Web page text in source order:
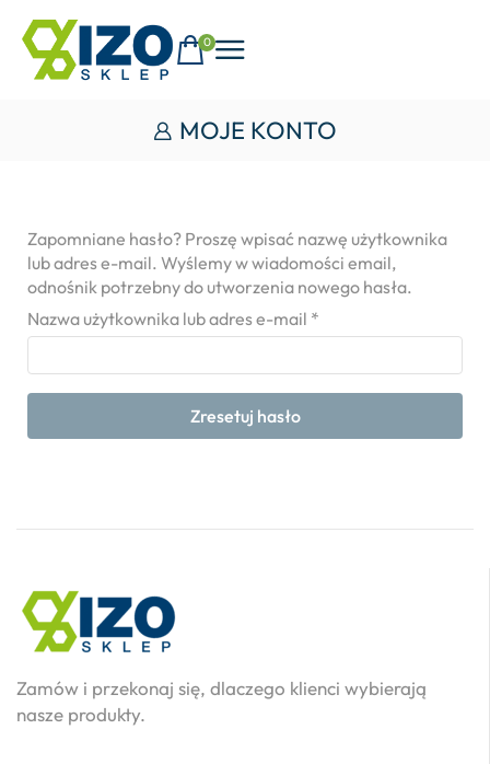
0
MOJE KONTO
Zapomniane hasło? Proszę wpisać nazwę użytkownika
lub adres e-mail. Wyślemy w wiadomości email,
odnośnik potrzebny do utworzenia nowego hasła.
Nazwa użytkownika lub adres e-mail *
Zresetuj hasło
Zamów i przekonaj się, dlaczego klienci wybierają
nasze produkty.